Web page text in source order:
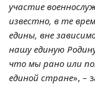
участие
известно, в те
едины, вне
нашу единую
что мы рано или
единой стране», –